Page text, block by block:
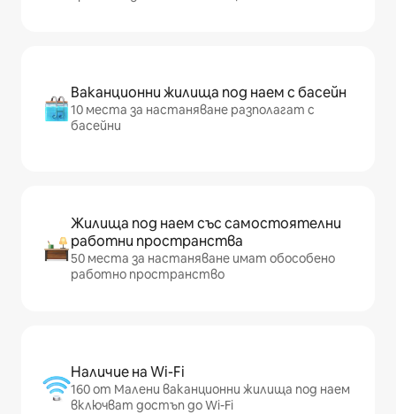
Ваканционни жилища под наем с басейн
10 места за настаняване разполагат с
басейни
Жилища под наем със самостоятелни
работни пространства
50 места за настаняване имат обособено
работно пространство
Наличие на Wi-Fi
160 от Малени ваканционни жилища под наем
включват достъп до Wi-Fi